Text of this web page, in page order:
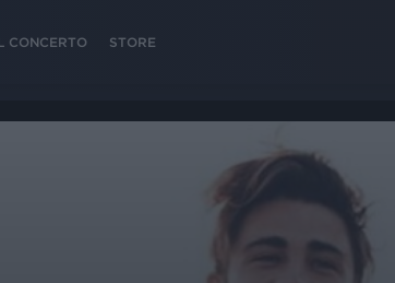
CONCERTO STORE